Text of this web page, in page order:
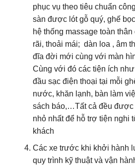
phục vụ theo tiêu chuẩn
sàn được lót gỗ quý, ghế
hệ thống massage toàn
rãi, thoải mái; dàn loa , âm
đĩa đời mới cùng với màn
Cùng với đó các tiện ích
đầu sạc điện thoại tại mỗi
nước, khăn lạnh, bàn làm
sách báo,…Tất cả đều được
nhỏ nhất để hỗ trợ tiện nghi
khách
Các xe trước khi khởi hành
quy trình kỹ thuật và vận